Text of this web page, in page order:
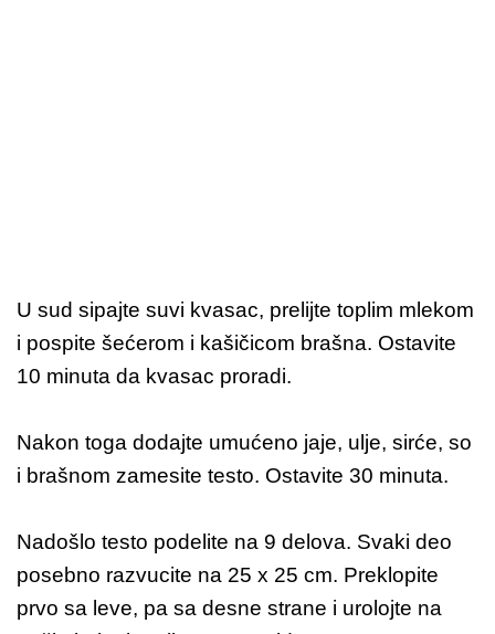
U sud sipajte suvi kvasac, prelijte toplim mlekom
i pospite šećerom i kašičicom brašna. Ostavite
10 minuta da kvasac proradi.
Nakon toga dodajte umućeno jaje, ulje, sirće, so
i brašnom zamesite testo. Ostavite 30 minuta.
Nadošlo testo podelite na 9 delova. Svaki deo
posebno razvucite na 25 x 25 cm. Preklopite
prvo sa leve, pa sa desne strane i urolojte na